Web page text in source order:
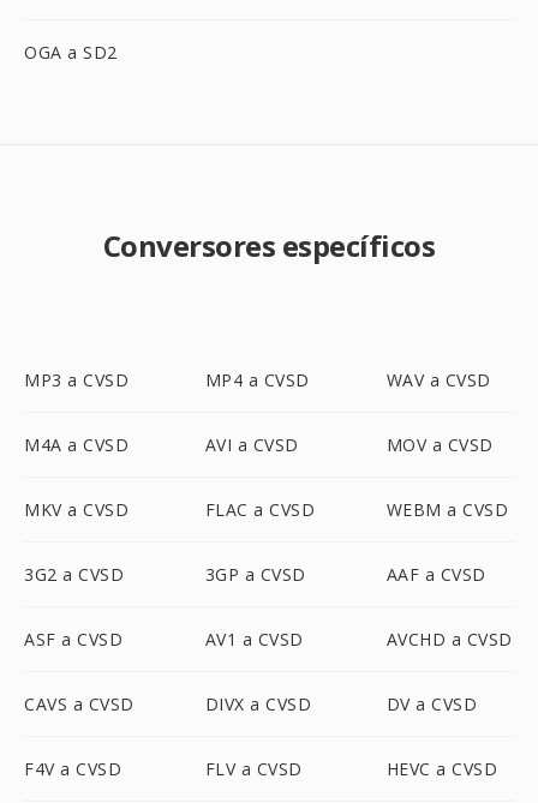
OGA a SD2
Conversores específicos
MP3 a CVSD MP4 a CVSD WAV a CVSD
M4A a CVSD AVI a CVSD MOV a CVSD
MKV a CVSD FLAC a CVSD WEBM a CVSD
3G2 a CVSD 3GP a CVSD AAF a CVSD
ASF a CVSD AV1 a CVSD AVCHD a CVSD
CAVS a CVSD DIVX a CVSD DV a CVSD
F4V a CVSD FLV a CVSD HEVC a CVSD